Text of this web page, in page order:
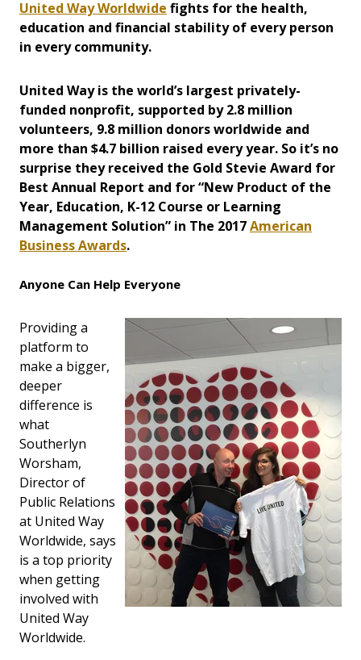
United Way Worldwide fights for the health,
education and financial stability of every person
in every community.
United Way is the world’s largest privately-
funded nonprofit, supported by 2.8 million
volunteers, 9.8 million donors worldwide and
more than $4.7 billion raised every year. So it’s no
surprise they received the Gold Stevie Award for
Best Annual Report and for “New Product of the
Year, Education, K-12 Course or Learning
Management Solution” in The 2017American
Business Awards.
Anyone Can Help Everyone
Providing a
platform to
make a bigger,
deeper
difference is
what
Southerlyn
Worsham,
Director of
Public Relations
at United Way
Worldwide, says
is a top priority
when getting
involved with
United Way
Worldwide.